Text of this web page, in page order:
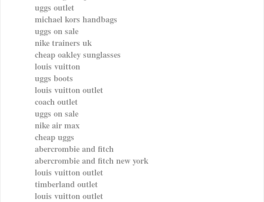
uggs outlet
michael kors handbags
uggs on sale
nike trainers uk
cheap oakley sunglasses
louis vuitton
uggs boots
louis vuitton outlet
coach outlet
uggs on sale
nike air max
cheap uggs
abercrombie and fitch
abercrombie and fitch new york
louis vuitton outlet
timberland outlet
louis vuitton outlet